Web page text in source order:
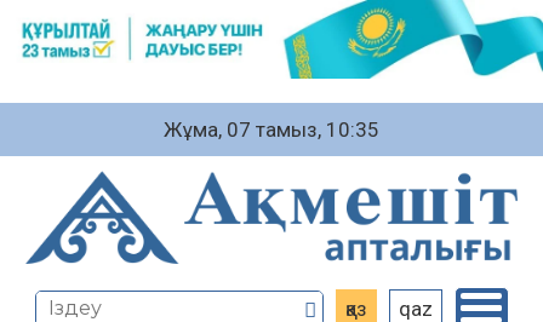
Жұма, 07 тамыз, 10:35
қаз qaz